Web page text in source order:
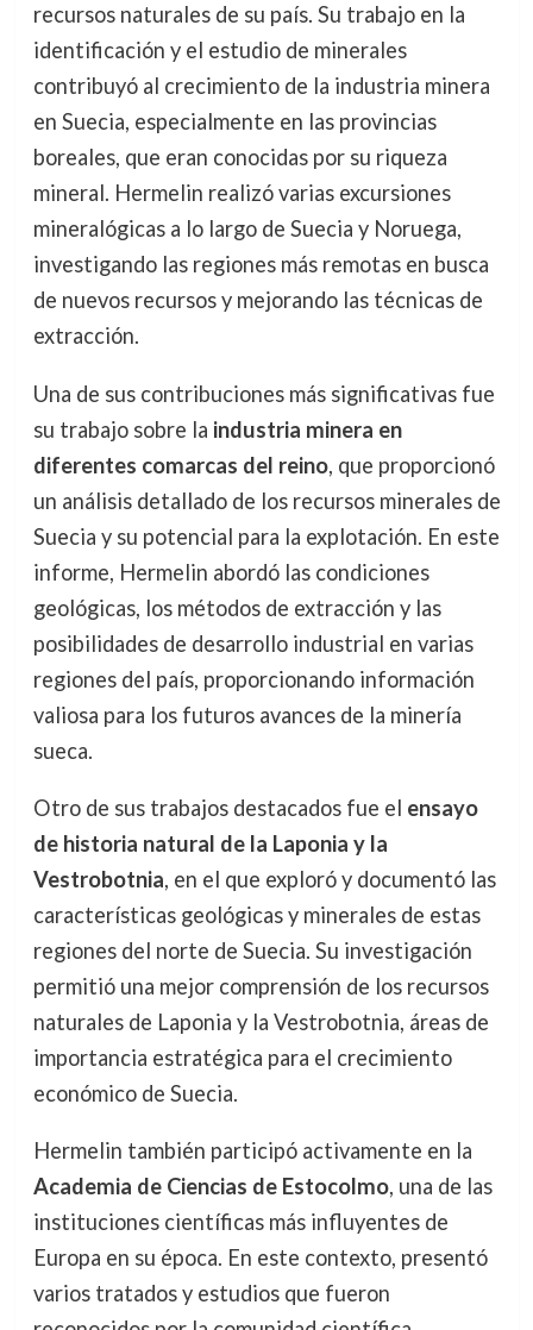
recursos naturales de su país. Su trabajo en la
identificación y el estudio de minerales
contribuyó al crecimiento de la industria minera
en Suecia, especialmente en las provincias
boreales, que eran conocidas por su riqueza
mineral. Hermelin realizó varias excursiones
mineralógicas a lo largo de Suecia y Noruega,
investigando las regiones más remotas en busca
de nuevos recursos y mejorando las técnicas de
extracción.
Una de sus contribuciones más significativas fue
su trabajo sobre la industria minera en
diferentes comarcas del reino, que proporcionó
un análisis detallado de los recursos minerales de
Suecia y su potencial para la explotación. En este
informe, Hermelin abordó las condiciones
geológicas, los métodos de extracción y las
posibilidades de desarrollo industrial en varias
regiones del país, proporcionando información
valiosa para los futuros avances de la minería
sueca.
Otro de sus trabajos destacados fue el ensayo
de historia natural de la Laponia y la
Vestrobotnia, en el que exploró y documentó las
características geológicas y minerales de estas
regiones del norte de Suecia. Su investigación
permitió una mejor comprensión de los recursos
naturales de Laponia y la Vestrobotnia, áreas de
importancia estratégica para el crecimiento
económico de Suecia.
Hermelin también participó activamente en la
Academia de Ciencias de Estocolmo, una de las
instituciones científicas más influyentes de
Europa en su época. En este contexto, presentó
varios tratados y estudios que fueron